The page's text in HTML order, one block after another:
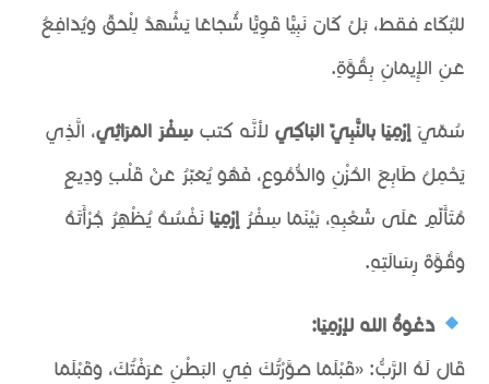
للبُكَاء فقط، بَلْ كَانَ نَبِيًّا قَوِيًّا شُجَاعًا يَشْهَدُ لِلْحَقِّ وَيُدَافِعُ
عَنِ الإِيمَانِ بِقُوَّةٍ.
سُمِّيَ إرْمِيَا بالنَّبِيّ البَاكِي لأنَّه كتبسِفْرَ المَرَاثِي، الَّذِي
يَحْمِلُ طَابِعَ الحُزْنِ وَالدُّمُوعِ، فَهُوَ يُعَبِّرُ عَنْ قَلْبٍ وَدِيعٍ
مُتَأَلِّمٍ عَلَى شَعْبِهِ، بَيْنَمَا سِفْرُ إرْمِيَا نَفْسُهُ يُظْهِرُ جُرْأَتَهُ
وَقُوَّةَ رِسَالَتِهِ.
دَعْوَةُ الله لإرْمِيَا:
قَالَ لَهُ الرَّبُّ: «قَبْلَمَا صَوَّرْتُكَ فِي البَطْنِ عَرَفْتُكَ، وَقَبْلَمَا